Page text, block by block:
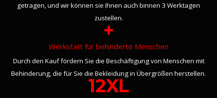
getragen, und wir können sie Ihnen auch binnen 3 Werktagen
zustellen.
+
Werkstatt für behinderte Menschen
Durch den Kauf fördern Sie die Beschäftigung von Menschen mit
Behinderung, die für Sie die Bekleidung in Übergrößen herstellen.
12XL